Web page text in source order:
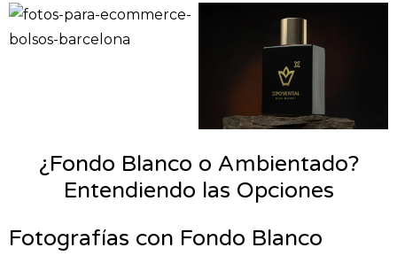
¿Fondo Blanco o Ambientado?
Entendiendo las Opciones
Fotografías con Fondo Blanco